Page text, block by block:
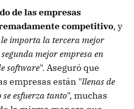
de las empresas
competitivo, y
importa la tercera mejor
mejor empresa en
software". Aseguró que
empresas están "llenas de
esfuerza tanto", muchas